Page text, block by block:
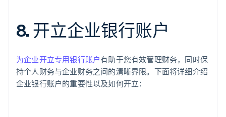
8. 开立企业银行账户
为企业开立专用银行账户有助于您有效管理财务，同时保
持个人财务与企业财务之间的清晰界限。下面将详细介绍
企业银行账户的重要性以及如何开立：